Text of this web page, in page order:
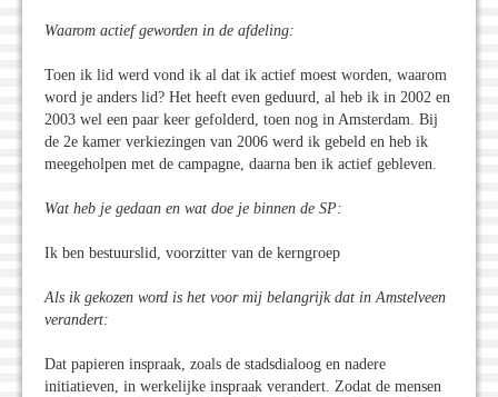
Waarom actief geworden in de afdeling:
Toen ik lid werd vond ik al dat ik actief moest worden, waarom
word je anders lid? Het heeft even geduurd, al heb ik in 2002 en
2003 wel een paar keer gefolderd, toen nog in Amsterdam. Bij
de 2e kamer verkiezingen van 2006 werd ik gebeld en heb ik
meegeholpen met de campagne, daarna ben ik actief gebleven.
Wat heb je gedaan en wat doe je binnen de SP:
Ik ben bestuurslid, voorzitter van de kerngroep
Als ik gekozen word is het voor mij belangrijk dat in Amstelveen
verandert:
Dat papieren inspraak, zoals de stadsdialoog en nadere
initiatieven, in werkelijke inspraak verandert. Zodat de mensen